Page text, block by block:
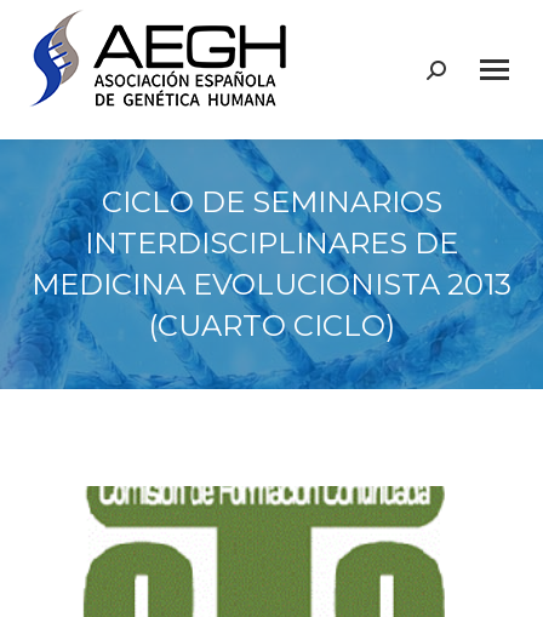
Buscar:
CICLO DE SEMINARIOS
INTERDISCIPLINARES DE
MEDICINA EVOLUCIONISTA 2013
(CUARTO CICLO)